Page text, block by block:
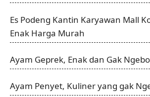
Es Podeng Kantin Karyawan Mall
Enak Harga Murah
Ayam Geprek, Enak dan Gak
Ayam Penyet, Kuliner yang gak